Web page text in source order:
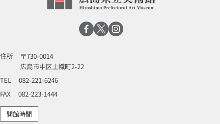
住所
〒730-0014
広島市中区上幟町2-22
TEL
082-221-6246
FAX
082-223-1444
開館時間